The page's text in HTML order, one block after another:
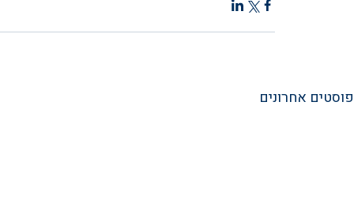
פוסטים אחרונים